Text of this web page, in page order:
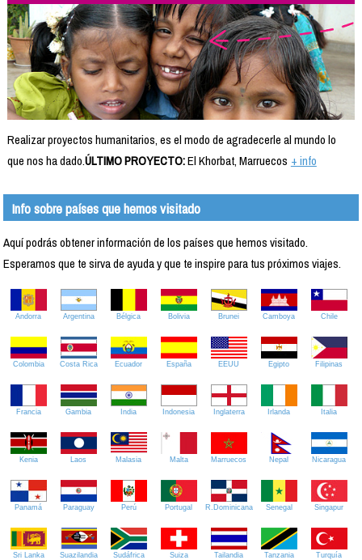
Realizar proyectos humanitarios, es el modo de agradecerle al mundo lo
que nos ha dado.ÚLTIMO PROYECTO:El Khorbat, Marruecos + info
Info sobre países que hemos visitado
Aquí podrás obtener información de los países que hemos visitado.
Esperamos que te sirva de ayuda y que te inspire para tus próximos viajes.
Andorra Argentina Bélgica Bolivia Brunei Camboya Chile
Colombia Costa Rica Ecuador España EEUU Egipto Filipinas
Francia Gambia India Indonesia Inglaterra Irlanda Italia
Kenia Laos Malasia Malta Marruecos Nepal Nicaragua
Panamá Paraguay Perú Portugal R.Dominicana Senegal Singapur
Sri Lanka Suazilandia Sudáfrica Suiza Tailandia Tanzania Turquía